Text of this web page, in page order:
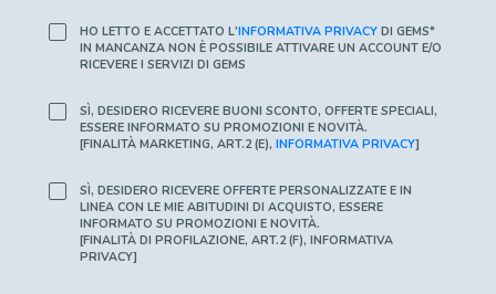
HO LETTO E ACCETTATO L'INFORMATIVA PRIVACY DI GEMS*
IN MANCANZA NON È POSSIBILE ATTIVARE UN ACCOUNT E/O
RICEVERE I SERVIZI DI GEMS
SÌ, DESIDERO RICEVERE BUONI SCONTO, OFFERTE SPECIALI,
ESSERE INFORMATO SU PROMOZIONI E NOVITÀ.
[FINALITÀ MARKETING, ART.2 (E), INFORMATIVA PRIVACY]
SÌ, DESIDERO RICEVERE OFFERTE PERSONALIZZATE E IN
LINEA CON LE MIE ABITUDINI DI ACQUISTO, ESSERE
INFORMATO SU PROMOZIONI E NOVITÀ.
[FINALITÀ DI PROFILAZIONE, ART.2 (F), INFORMATIVA
PRIVACY]